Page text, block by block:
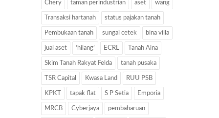
Chery taman perindustrian aset wang
Transaksi hartanah status pajakan tanah
Pembukaan tanah sungai cetek bina villa
jual aset ‘hilang’ ECRL Tanah Aina
Skim Tanah Rakyat Felda tanah pusaka
TSR Capital Kwasa Land RUU PSB
KPKT tapak flat S P Setia Emporia
MRCB Cyberjaya pembaharuan